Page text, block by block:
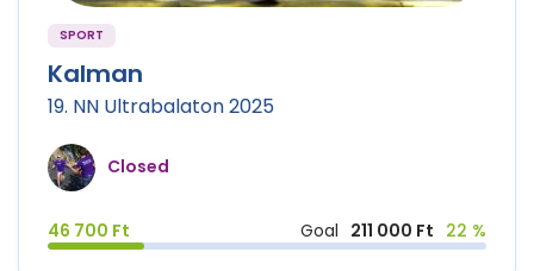
SPORT
Kalman
19. NN Ultrabalaton 2025
Closed
46 700 Ft Goal 211 000 Ft 22 %